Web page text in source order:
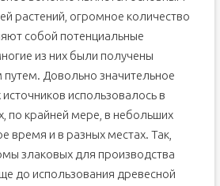
растений, огромное количество
собой потенциальные
из них были получены
Довольно значительное
использовалось в
по крайней мере, в небольших
время и в разных местах. Так,
злаковых для производства
до использования древесной